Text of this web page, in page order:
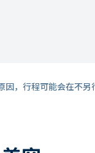
，行程可能会在不另